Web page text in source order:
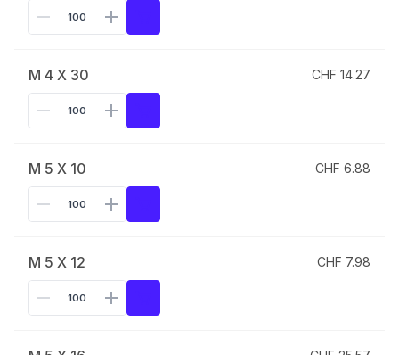
M 4 X 30 CHF 14.27
M 5 X 10 CHF 6.88
M 5 X 12 CHF 7.98